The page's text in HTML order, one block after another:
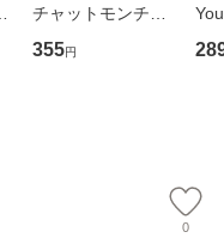
チャットモンチー /
キューンレコード
[CD]【メール便送
355円
のが
0